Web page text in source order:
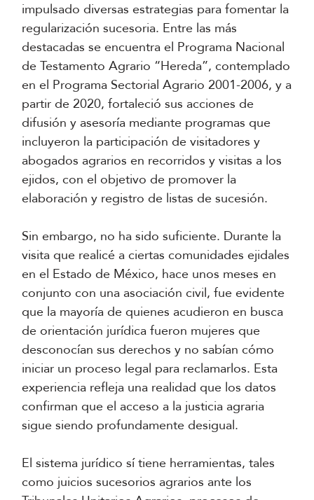
impulsado diversas estrategias para fomentar la
regularización sucesoria. Entre las más
destacadas se encuentra el Programa Nacional
de Testamento Agrario “Hereda”, contemplado
en el Programa Sectorial Agrario 2001-2006, y a
partir de 2020, fortaleció sus acciones de
difusión y asesoría mediante programas que
incluyeron la participación de visitadores y
abogados agrarios en recorridos y visitas a los
ejidos, con el objetivo de promover la
elaboración y registro de listas de sucesión.
Sin embargo, no ha sido suficiente. Durante la
visita que realicé a ciertas comunidades ejidales
en el Estado de México, hace unos meses en
conjunto con una asociación civil, fue evidente
que la mayoría de quienes acudieron en busca
de orientación jurídica fueron mujeres que
desconocían sus derechos y no sabían cómo
iniciar un proceso legal para reclamarlos. Esta
experiencia refleja una realidad que los datos
confirman que el acceso a la justicia agraria
sigue siendo profundamente desigual.
El sistema jurídico sí tiene herramientas, tales
como juicios sucesorios agrarios ante los